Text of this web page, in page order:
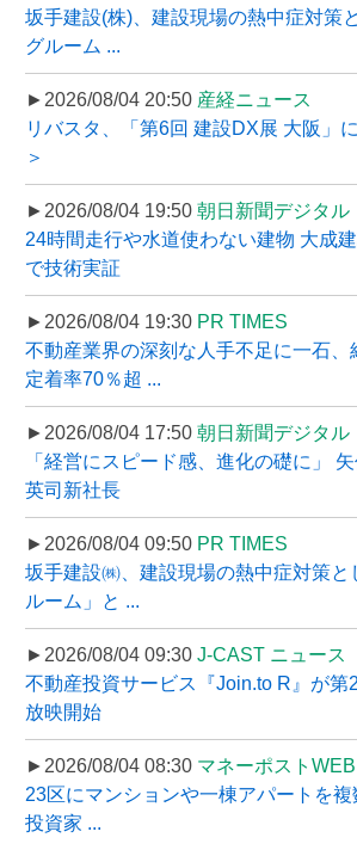
坂手建設(株)、建設現場の熱中症対策
グルーム ...
►2026/08/04 20:50 産経ニュース
リバスタ、「第6回 建設DX展 大阪」
＞
►2026/08/04 19:50 朝日新聞デジタル
24時間走行や水道使わない建物 大成
で技術実証
►2026/08/04 19:30 PR TIMES
不動産業界の深刻な人手不足に一石、
定着率70％超 ...
►2026/08/04 17:50 朝日新聞デジタル
「経営にスピード感、進化の礎に」
英司新社長
►2026/08/04 09:50 PR TIMES
坂手建設㈱、建設現場の熱中症対策と
ルーム」と ...
►2026/08/04 09:30 J-CAST ニュース
不動産投資サービス『Join.to R』が第
放映開始
►2026/08/04 08:30 マネーポストWEB
23区にマンションや一棟アパートを
投資家 ...